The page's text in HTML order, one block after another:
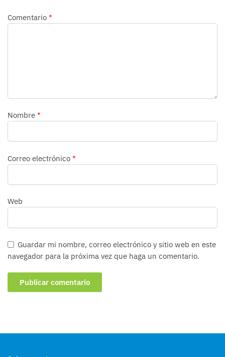
Comentario *
Nombre *
Correo electrónico *
Web
Guardar mi nombre, correo electrónico y sitio web en este
navegador para la próxima vez que haga un comentario.